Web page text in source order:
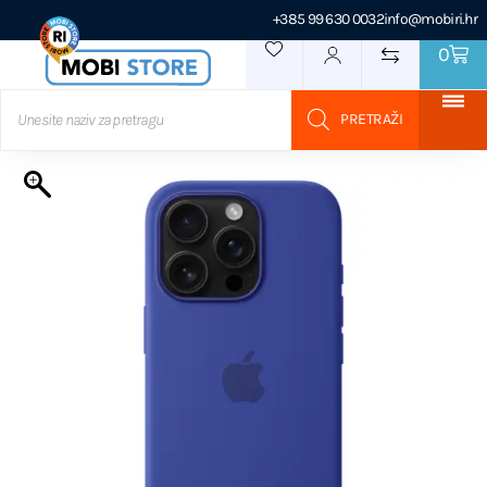
+385 99 630 0032info@mobiri.hr
0